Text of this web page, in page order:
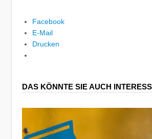
Facebook
E-Mail
Drucken
DAS KÖNNTE SIE AUCH